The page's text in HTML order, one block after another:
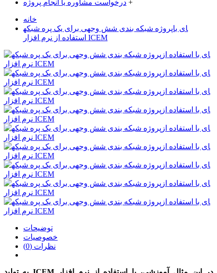
درخواست مشاوره یا انجام پروژه +
خانه
پروژه شبکه بندی شش وجهی برای یک پره شبکه‎ای با
استفاده از نرم افزار ICEM
توضیحات
خصوصیات
نظرات (0)